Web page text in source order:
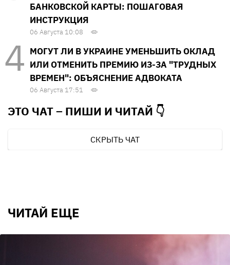
БАНКОВСКОЙ КАРТЫ: ПОШАГОВАЯ
ИНСТРУКЦИЯ
06 Августа 10:08
МОГУТ ЛИ В УКРАИНЕ УМЕНЬШИТЬ ОКЛАД
ИЛИ ОТМЕНИТЬ ПРЕМИЮ ИЗ-ЗА "ТРУДНЫХ
ВРЕМЕН": ОБЪЯСНЕНИЕ АДВОКАТА
06 Августа 17:51
ЭТО ЧАТ – ПИШИ И ЧИТАЙ 👇
СКРЫТЬ ЧАТ
ЧИТАЙ ЕЩЕ